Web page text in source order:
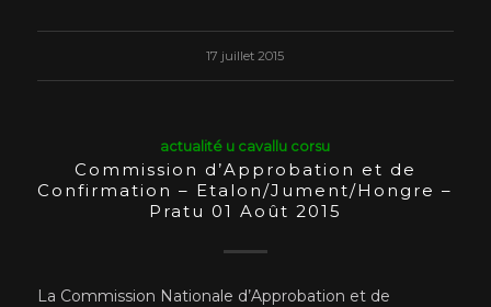
17 juillet 2015
actualité u cavallu corsu
Commission d’Approbation et de
Confirmation – Etalon/Jument/Hongre –
Pratu 01 Août 2015
La Commission Nationale d’Approbation et de